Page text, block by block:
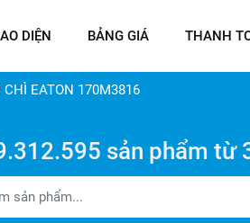
DIỆN BẢNG GIÁ THANH
CHÌ EATON 170M3816
sản phẩm từ